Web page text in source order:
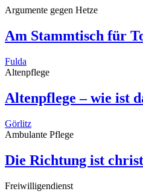
Argumente gegen Hetze
Am Stammtisch für
Fulda
Altenpflege
Altenpflege – wie ist
Görlitz
Ambulante Pflege
Die Richtung ist
Freiwilligendienst